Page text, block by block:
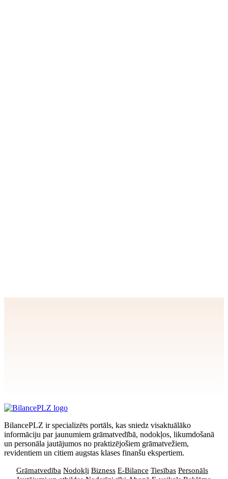
BilancePLZ ir specializēts portāls, kas sniedz visaktuālāko
informāciju par jaunumiem grāmatvedībā, nodokļos, likumdošanā
un personāla jautājumos no praktizējošiem grāmatvežiem,
revidentiem un citiem augstas klases finanšu ekspertiem.
Grāmatvedība Nodokļi Bizness E-Bilance Tiesības Personāls